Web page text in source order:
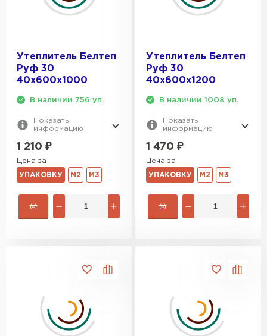
Утеплитель Белтеп
Руф 30
40х600х1000
В наличии 756 уп.
Показать
информацию
1 210 ₽
Цена за
УПАКОВКУ М2 М3
Утеплитель Белтеп
Руф 30
40х600х1200
В наличии 1008 уп.
Показать
информацию
1 470 ₽
Цена за
УПАКОВКУ М2 М3
Утеплитель Тимплэкс
Утеплитель Изовол
ПЕРЕЙТИ
Утеплитель Термит
Утеплитель Термит
Утеплитель Isotec
Утеплитель Ruspanel
Утеплитель Xotpipe
Утеплитель Тимплэкс